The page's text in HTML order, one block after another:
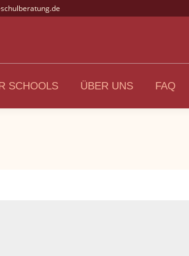
SCHOOLS ÜBER UNS FAQ